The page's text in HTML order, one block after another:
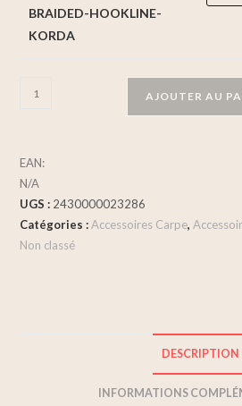
BRAIDED-HOOKLINE-
KORDA
AJOUTER AU
EAN:
N/A
UGS : 2430000023286
Catégories :Accessoires Carpe,
Non classé
DESCRIPTION
INFORMATIONS